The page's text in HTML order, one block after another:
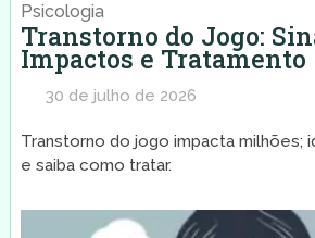
Psicologia
Transtorno do Jogo:
Impactos e Tratamento
30 de julho de 2026
Transtorno do jogo impacta milhões;
e saiba como tratar.